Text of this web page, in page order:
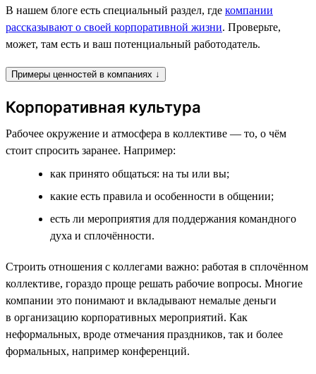
В нашем блоге есть специальный раздел, где компании
рассказывают о своей корпоративной жизни. Проверьте,
может, там есть и ваш потенциальный работодатель.
Примеры ценностей в компаниях ↓
Корпоративная культура
Рабочее окружение и атмосфера в коллективе — то, о чём
стоит спросить заранее. Например:
как принято общаться: на ты или вы;
какие есть правила и особенности в общении;
есть ли мероприятия для поддержания командного
духа и сплочённости.
Строить отношения с коллегами важно: работая в сплочённом
коллективе, гораздо проще решать рабочие вопросы. Многие
компании это понимают и вкладывают немалые деньги
в организацию корпоративных мероприятий. Как
неформальных, вроде отмечания праздников, так и более
формальных, например конференций.